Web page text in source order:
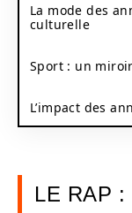
La mode des
culturelle
Sport : un
L’impact des
LE RAP :